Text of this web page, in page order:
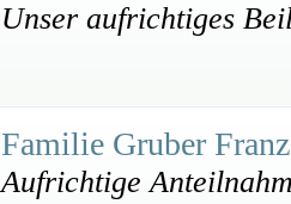
Unser aufrichtiges
Familie Gruber
Aufrichtige